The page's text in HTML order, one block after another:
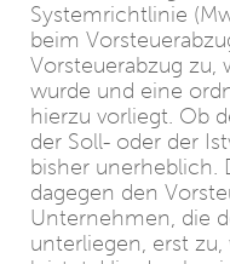
Systemrichtlinie
beim
Vorsteuerabzug zu,
wurde und eine
hierzu vorliegt. Ob
der Soll- oder der
bisher unerheblich.
dagegen den
Unternehmen, die
unterliegen, erst